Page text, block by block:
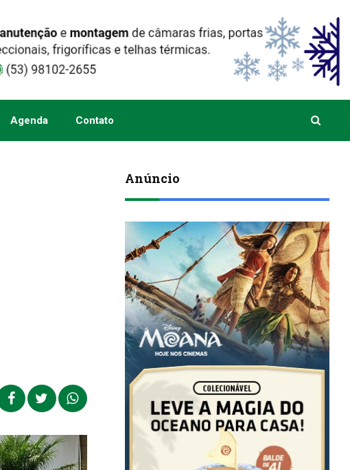
Agenda Contato
Anúncio